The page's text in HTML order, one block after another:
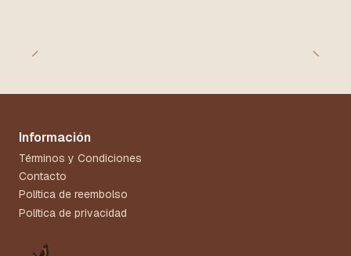
Información
Términos y Condiciones
Contacto
Política de reembolso
Política de privacidad